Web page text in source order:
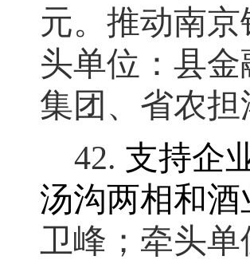
元。 推动南
头单位：县
集团、省农
42. 支持企
汤沟两相和
卫峰 ； 牵头